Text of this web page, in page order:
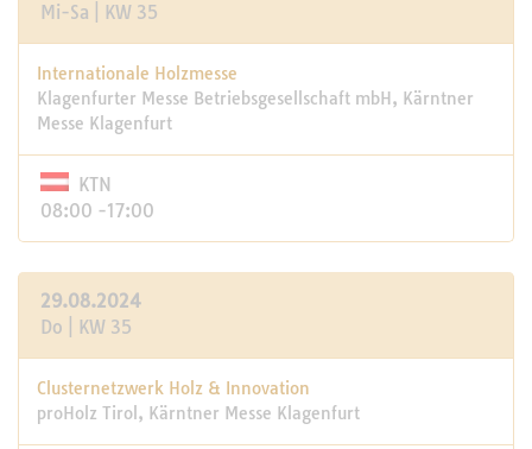
Mi-Sa | KW 35
Internationale Holzmesse
Klagenfurter Messe Betriebsgesellschaft mbH, Kärntner
Messe Klagenfurt
KTN
08:00 -17:00
29.08.2024
Do | KW 35
Clusternetzwerk Holz & Innovation
proHolz Tirol, Kärntner Messe Klagenfurt